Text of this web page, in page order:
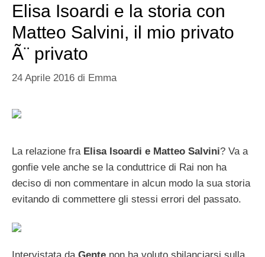
Elisa Isoardi e la storia con
Matteo Salvini, il mio privato
Ã¨ privato
24 Aprile 2016 di Emma
La relazione fraElisa Isoardi e Matteo Salvini? Va a
gonfie vele anche se la conduttrice di Rai non ha
deciso di non commentare in alcun modo la sua storia
evitando di commettere gli stessi errori del passato.